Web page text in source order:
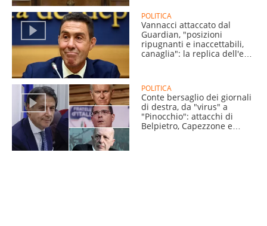
POLITICA
Vannacci attaccato dal
Guardian, "posizioni
ripugnanti e inaccettabili,
canaglia": la replica dell'ex
POLITICA
Conte bersaglio dei giornali
di destra, da "virus" a
"Pinocchio": attacchi di
Belpietro, Capezzone e